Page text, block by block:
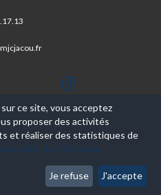
propulsé par Aniapps.fr
CGV
ce site, vous acceptez
proposer des activités
et réaliser des statistiques de
des Données
Je refuse J'accepte